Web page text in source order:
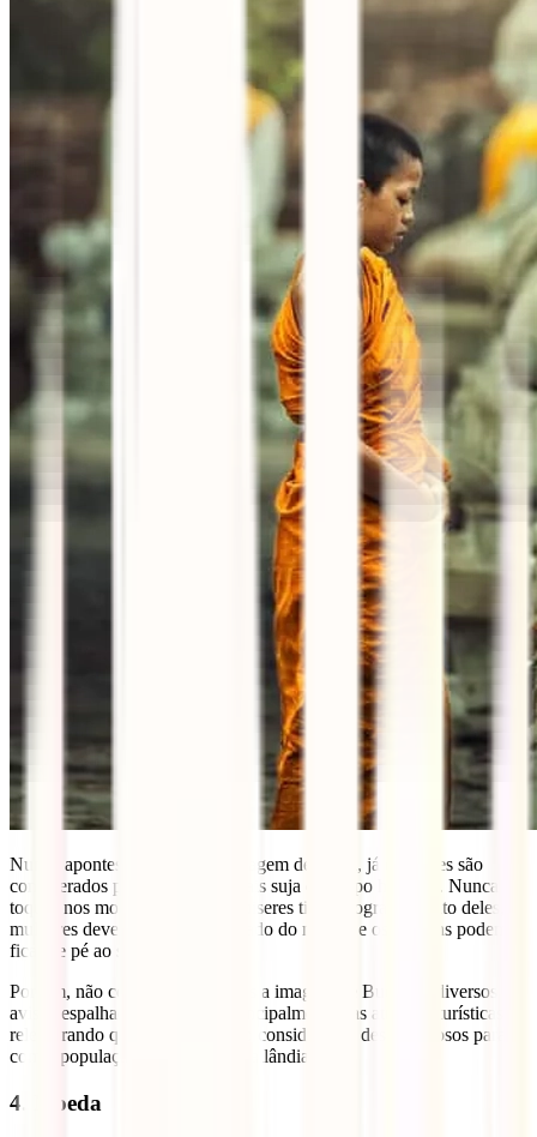
Nunca apontes os pés para a imagem de Buda, já que estes são
considerados por eles a parte mais suja do corpo humano. Nunca
toques nos monges e quando quiseres tirar fotografias junto deles, as
mulheres deverão sentar-se ao lado do monge e os homens podem
ficar de pé ao seu lado.
Por fim, não compres nem tatues a imagem de Buda, há diversos
avisos espalhados pelo país, principalmente nas atrações turísticas,
relembrando que esses actos são considerados desrespeitosos para
com a população e religião da Tailândia.
4. Moeda